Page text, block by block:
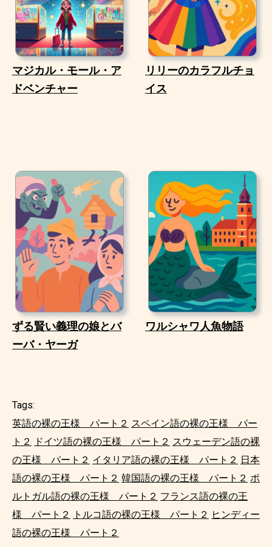
マジカル・モール・ア
ドベンチャー
リリーのカラフルチョ
イス
ずる賢い義理の娘とバ
ーバ・ヤーガ
ワルシャワ人魚物語
Tags:
英語の裸の王様 パート２ スペイン語の裸の王様 パー
ト２
ドイツ語の裸の王様 パート２ スウェーデン語の裸
の王様 パート２ イタリア語の裸の王様 パート２ 日本
語の裸の王様 パート２ 韓国語の裸の王様 パート２ ポ
ルトガル語の裸の王様 パート２ フランス語の裸の王
様 パート２
トルコ語の裸の王様 パート２ ヒンディー
語の裸の王様 パート２